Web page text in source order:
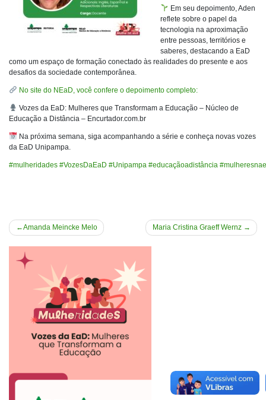
Em seu depoimento, Aden
reflete sobre o papel da
tecnologia na aproximação
entre pessoas, territórios e
saberes, destacando a EaD
como um espaço de formação conectado às realidades do presente e aos
desafios da sociedade contemporânea.
No site do NEaD, você confere o depoimento completo:
Vozes da EaD: Mulheres que Transformam a Educação – Núcleo de
Educação a Distância – Encurtador.com.br
Na próxima semana, siga acompanhando a série e conheça novas vozes
da EaD Unipampa.
#mulheridades #VozesDaEaD #Unipampa #educaçãoadistância
Navegação
de
Post
Amanda Meincke Melo Maria Cristina Graeff Wernz